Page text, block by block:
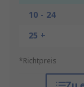
10 - 24
25 +
*Richtpreis